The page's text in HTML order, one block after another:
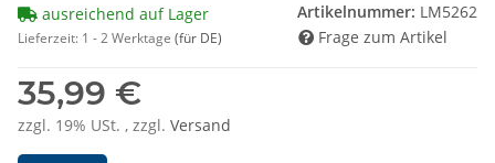
35,99 €
zzgl. 19% USt. , zzgl. Versand
ausreichend auf Lager
Lieferzeit: 1 - 2 Werktage (für DE)
Artikelnummer: LM5262
Frage zum Artikel